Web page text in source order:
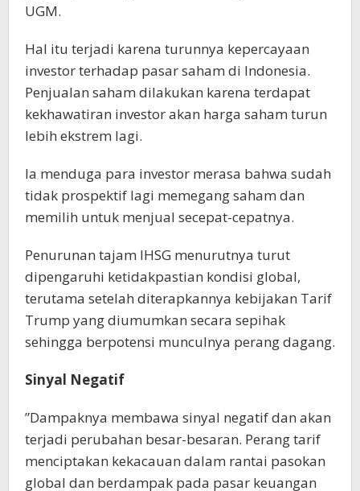
UGM.
Hal itu terjadi karena turunnya kepercayaan
investor terhadap pasar saham di Indonesia.
Penjualan saham dilakukan karena terdapat
kekhawatiran investor akan harga saham turun
lebih ekstrem lagi.
Ia menduga para investor merasa bahwa sudah
tidak prospektif lagi memegang saham dan
memilih untuk menjual secepat-cepatnya.
Penurunan tajam IHSG menurutnya turut
dipengaruhi ketidakpastian kondisi global,
terutama setelah diterapkannya kebijakan Tarif
Trump yang diumumkan secara sepihak
sehingga berpotensi munculnya perang dagang.
Sinyal Negatif
”Dampaknya membawa sinyal negatif dan akan
terjadi perubahan besar-besaran. Perang tarif
menciptakan kekacauan dalam rantai pasokan
global dan berdampak pada pasar keuangan